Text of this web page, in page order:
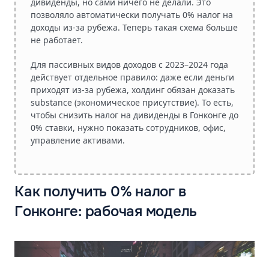
позволяло автоматически получать 0% налог на
доходы из‑за рубежа. Теперь такая схема больше
не работает.
Для пассивных видов доходов с 2023–2024 года
действует отдельное правило: даже если деньги
приходят из‑за рубежа, холдинг обязан доказать
substance (экономическое присутствие). То есть,
чтобы снизить налог на дивиденды в Гонконге до
0% ставки, нужно показать сотрудников, офис,
управление активами.
Как получить 0% налог в
Гонконге: рабочая модель